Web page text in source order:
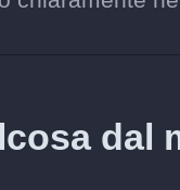
dal